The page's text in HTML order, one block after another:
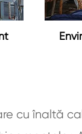
cu înaltă